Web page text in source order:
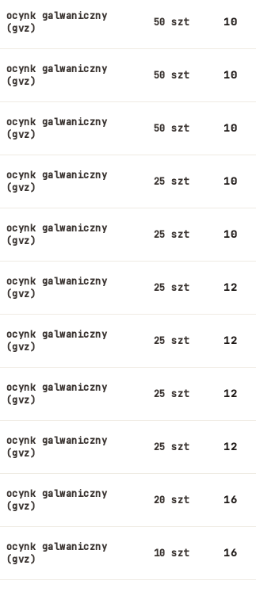
ocynk galwaniczny
(gvz)
50 szt 10
ocynk galwaniczny
(gvz)
50 szt 10
ocynk galwaniczny
(gvz)
50 szt 10
ocynk galwaniczny
(gvz)
25 szt 10
ocynk galwaniczny
(gvz)
25 szt 10
ocynk galwaniczny
(gvz)
25 szt 12
ocynk galwaniczny
(gvz)
25 szt 12
ocynk galwaniczny
(gvz)
25 szt 12
ocynk galwaniczny
(gvz)
25 szt 12
ocynk galwaniczny
(gvz)
20 szt 16
ocynk galwaniczny
(gvz)
10 szt 16